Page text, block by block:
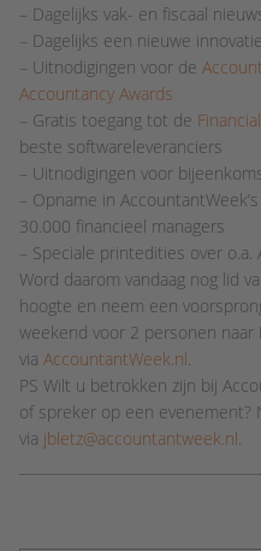
– Dagelijks vak- en fiscaal
– Dagelijks een nieuwe
– Uitnodigingen voor de
Accountancy Awards
– Gratis toegang tot de
beste softwareleveranciers
– Uitnodigingen voor
– Opname in
30.000 financieel managers
– Speciale printedities over o.a.
Word daarom vandaag nog lid
hoogte en neem een
weekend voor 2 personen naar
via AccountantWeek.nl
PS Wilt u betrokken zijn bij
of spreker op een evenement?
via jbletz@accountantweek.nl